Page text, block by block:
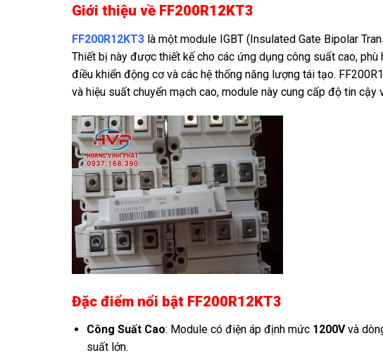
Giới thiệu về FF200R12KT3
FF200R12KT3 là một module IGBT (Insulated Gate Bipolar
Thiết bị này được thiết kế cho các ứng dụng công suất cao,
điều khiển động cơ và các hệ thống năng lượng tái tạo.
và hiệu suất chuyển mạch cao, module này cung cấp độ tin
Đặc điểm nổi bật FF200R12KT3
Công Suất Cao: Module có điện áp định mức 1200Vvà
suất lớn.